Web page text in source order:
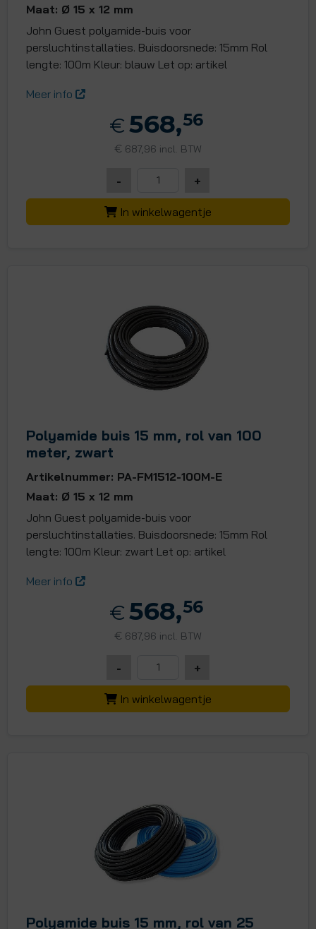
Maat: Ø 15 x 12 mm
John Guest polyamide-buis voor
persluchtinstallaties. Buisdoorsnede: 15mm Rol
lengte: 100m Kleur: blauw Let op: artikel
Meer info
€ 568,56
€ 687,96 incl. BTW
- +
In winkelwagentje
Polyamide buis 15 mm, rol van 100
meter, zwart
Artikelnummer: PA-FM1512-100M-E
Maat: Ø 15 x 12 mm
John Guest polyamide-buis voor
persluchtinstallaties. Buisdoorsnede: 15mm Rol
lengte: 100m Kleur: zwart Let op: artikel
Meer info
€ 568,56
€ 687,96 incl. BTW
- +
In winkelwagentje
Polyamide buis 15 mm, rol van 25